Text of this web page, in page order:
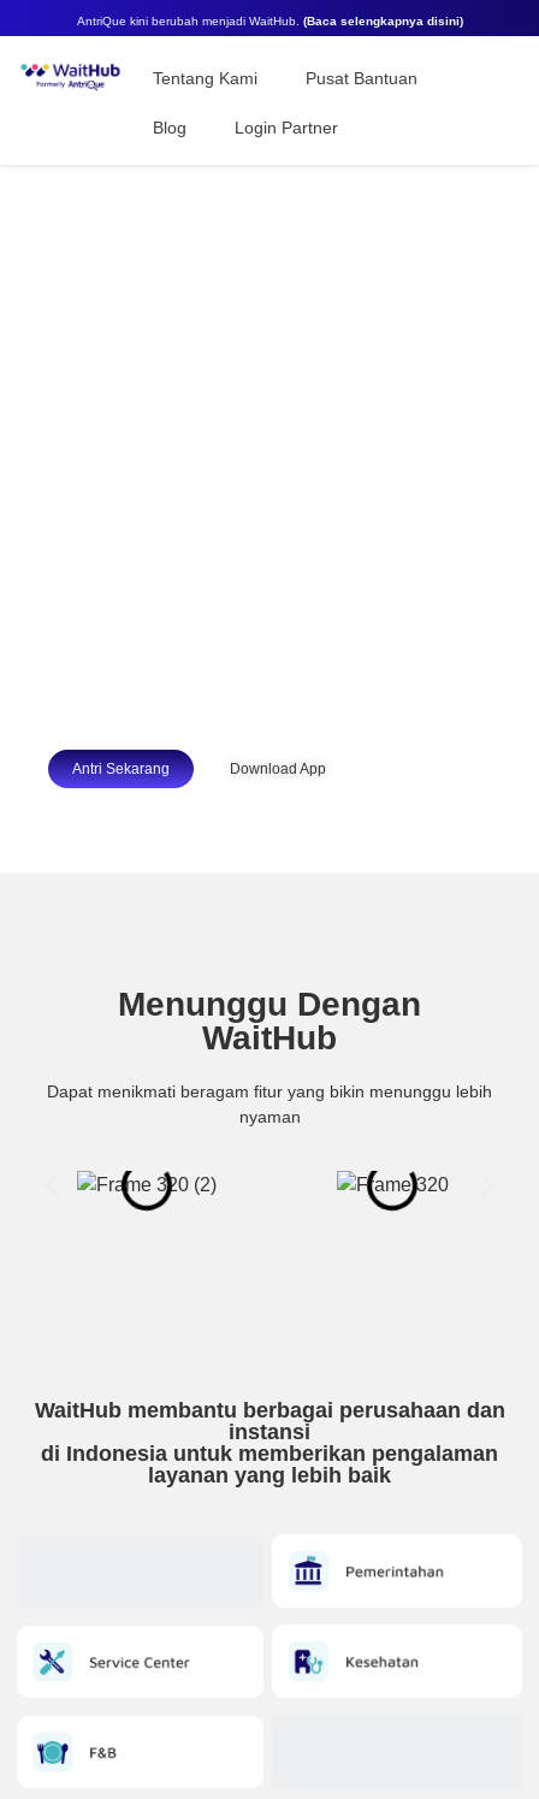
AntriQue kini berubah menjadi WaitHub. (Baca selengkapnya disini)
Tentang Kami Pusat Bantuan
Blog Login Partner
Antri Sekarang Download App
Menunggu Dengan
WaitHub
Dapat menikmati beragam fitur yang bikin menunggu lebih
nyaman
WaitHub membantu berbagai perusahaan dan
instansi
di Indonesia untuk memberikan pengalaman
layanan yang lebih baik